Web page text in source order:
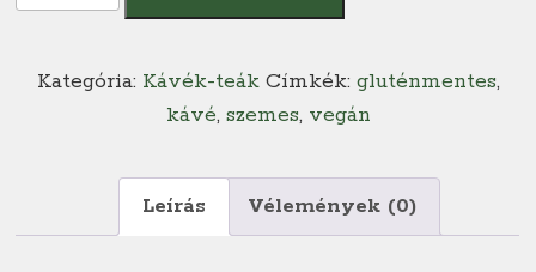
Java
Kategória: Kávék-teák Címkék: gluténmentes,
kávé, szemes, vegán
Leírás Vélemények (0)